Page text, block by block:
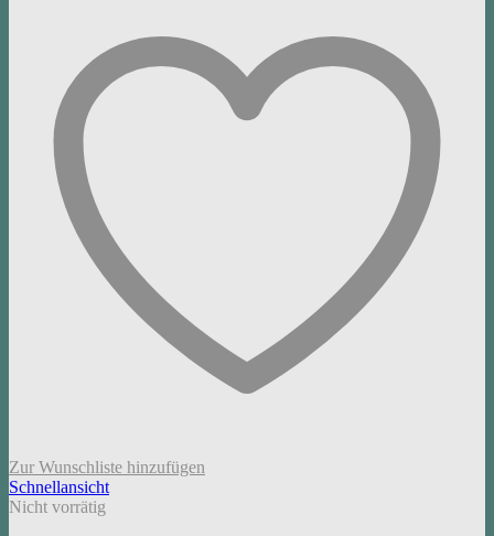
Zur Wunschliste hinzufügen
Schnellansicht
Nicht vorrätig